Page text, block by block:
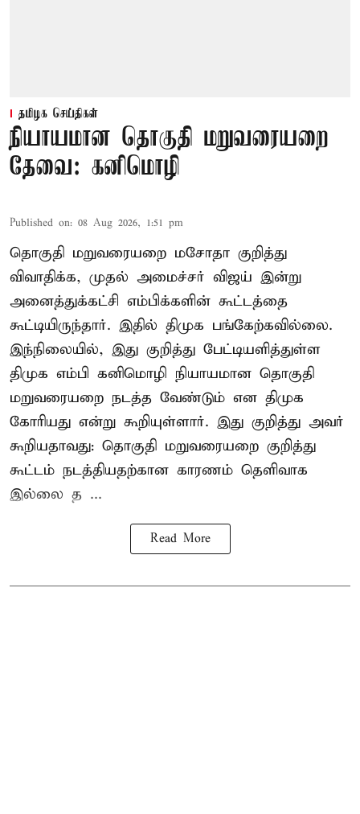
தமிழக செய்திகள்
நியாயமான தொகுதி மறுவரையறை
தேவை: கனிமொழி
Published on: 08 Aug 2026, 1:51 pm
தொகுதி மறுவரையறை மசோதா குறித்து
விவாதிக்க, முதல் அமைச்சர் விஜய் இன்று
அனைத்துக்கட்சி எம்பிக்களின் கூட்டத்தை
கூட்டியிருந்தார். இதில் திமுக பங்கேற்கவில்லை.
இந்நிலையில், இது குறித்து பேட்டியளித்துள்ள
திமுக எம்பி கனிமொழி நியாயமான தொகுதி
மறுவரையறை நடத்த வேண்டும் என திமுக
கோரியது என்று கூறியுள்ளார். இது குறித்து அவர்
கூறியதாவது: தொகுதி மறுவரையறை குறித்து
கூட்டம் நடத்தியதற்கான காரணம் தெளிவாக
இல்லை த ...
Read More